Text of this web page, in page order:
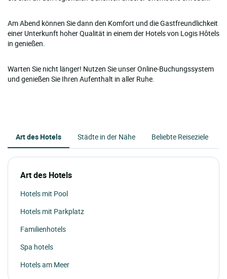
Am Abend können Sie dann den Komfort und die Gastfreundlichkeit
einer Unterkunft hoher Qualität in einem der Hotels von Logis Hôtels
in genießen.
Warten Sie nicht länger! Nutzen Sie unser Online-Buchungssystem
und genießen Sie Ihren Aufenthalt in aller Ruhe.
Art des Hotels Städte in der Nähe Beliebte Reiseziele
Art des Hotels
Hotels mit Pool
Hotels mit Parkplatz
Familienhotels
Spa hotels
Hotels am Meer